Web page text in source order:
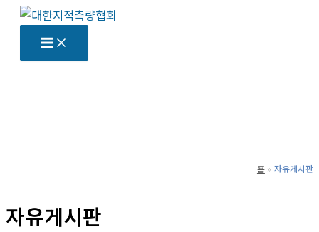
홈 자유게시판
자유게시판